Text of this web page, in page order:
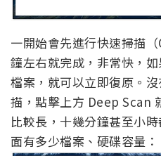
一開始會先進行快速掃描
鐘左右就完成，非常快，
檔案，就可以立即復原。
描，點擊上方 Deep Scan
比較長，十幾分鐘甚至小
面有多少檔案、硬碟容量：